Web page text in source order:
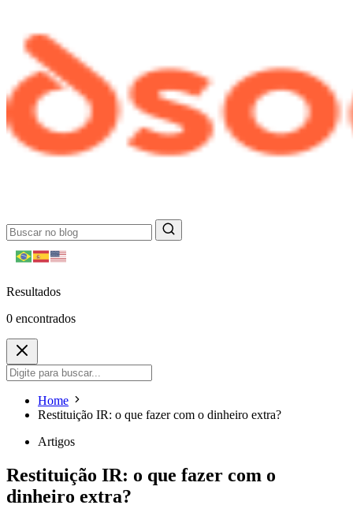
Resultados
0 encontrados
Home
Restituição IR: o que fazer com o dinheiro extra?
Artigos
Restituição IR: o que fazer com o
dinheiro extra?